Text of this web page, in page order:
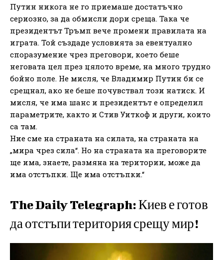
Путин никога не го приемаше достатъчно
сериозно, за да обмисли дори среща. Така че
президентът Тръмп вече промени правилата на
играта. Той създаде условията за евентуално
споразумение чрез преговори, което беше
неговата цел през цялото време, на много трудно
бойно поле. Не мисля, че Владимир Путин би се
срещнал, ако не беше почувствал този натиск. И
мисля, че има шанс и президентът е определил
параметрите, както и Стив Уиткоф и други, които
са там.
Ние сме на страната на силата, на страната на
„мира чрез сила“. Но на страната на преговорите
ще има, знаете, размяна на територии, може да
има отстъпки. Ще има отстъпки.“
The Daily Telegraph: Киев е готов
да отстъпи територия срещу мир!